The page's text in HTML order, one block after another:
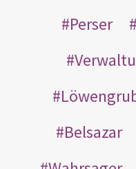
Perser
Belsazar